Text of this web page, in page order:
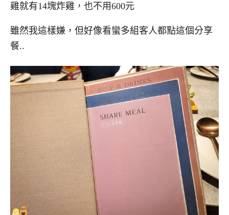
雞就有14塊炸雞，也不用600元
雖然我這樣嫌，但好像看蠻多組客人都點這個分享
餐..